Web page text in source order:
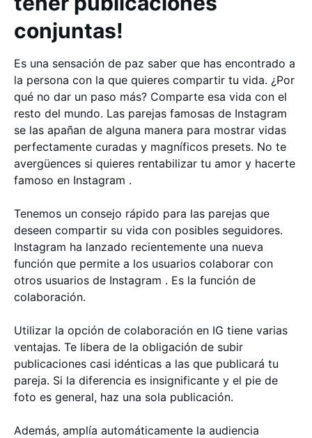
conjuntas!
Es una sensación de paz saber que has encontrado a
la persona con la que quieres compartir tu vida. ¿Por
qué no dar un paso más? Comparte esa vida con el
resto del mundo. Las parejas famosas de Instagram
se las apañan de alguna manera para mostrar vidas
perfectamente curadas y magníficos presets. No te
avergüences si quieres rentabilizar tu amor y hacerte
famoso en Instagram .
Tenemos un consejo rápido para las parejas que
deseen compartir su vida con posibles seguidores.
Instagram ha lanzado recientemente una nueva
función que permite a los usuarios colaborar con
otros usuarios de Instagram . Es la función de
colaboración.
Utilizar la opción de colaboración en IG tiene varias
ventajas. Te libera de la obligación de subir
publicaciones casi idénticas a las que publicará tu
pareja. Si la diferencia es insignificante y el pie de
foto es general, haz una sola publicación.
Además, amplía automáticamente la audiencia